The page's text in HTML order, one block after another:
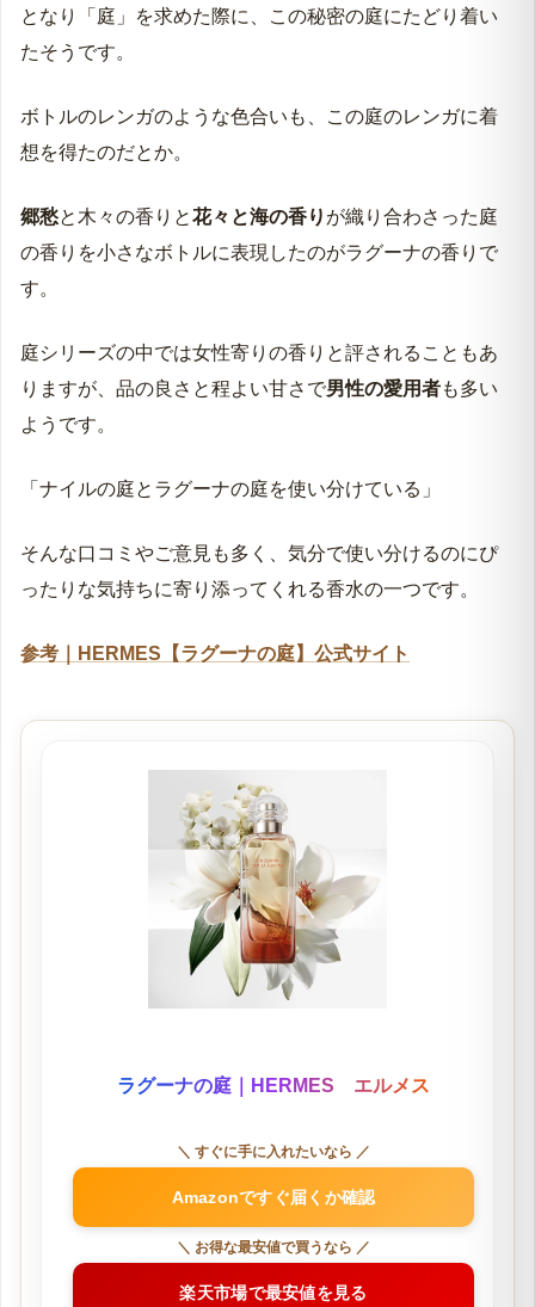
となり「庭」を求めた際に、この秘密の庭にたどり着い
たそうです。
ボトルのレンガのような色合いも、この庭のレンガに着
想を得たのだとか。
郷愁と木々の香りと花々と海の香り が織り合わさった庭
の香りを小さなボトルに表現したのがラグーナの香りで
す。
庭シリーズの中では女性寄りの香りと評されることもあ
りますが、品の良さと程よい甘さで男性の愛用者も多い
ようです。
「ナイルの庭とラグーナの庭を使い分けている」
そんな口コミやご意見も多く、気分で使い分けるのにぴ
ったりな気持ちに寄り添ってくれる香水の一つです。
参考｜HERMES【ラグーナの庭】公式サイト
ラグーナの庭｜HERMES エルメス
＼ すぐに手に入れたいなら ／
Amazonですぐ届くか確認
＼ お得な最安値で買うなら ／
楽天市場で最安値を見る